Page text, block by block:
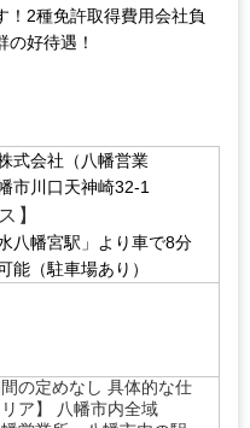
！2種免許取得費用会社負
好待遇！
式会社（八幡営業
市川口天神崎32-1
】
八幡宮駅」より車で8分
能（駐車場あり）
間の定めなし 具体的な仕
ア】 八幡市内全域